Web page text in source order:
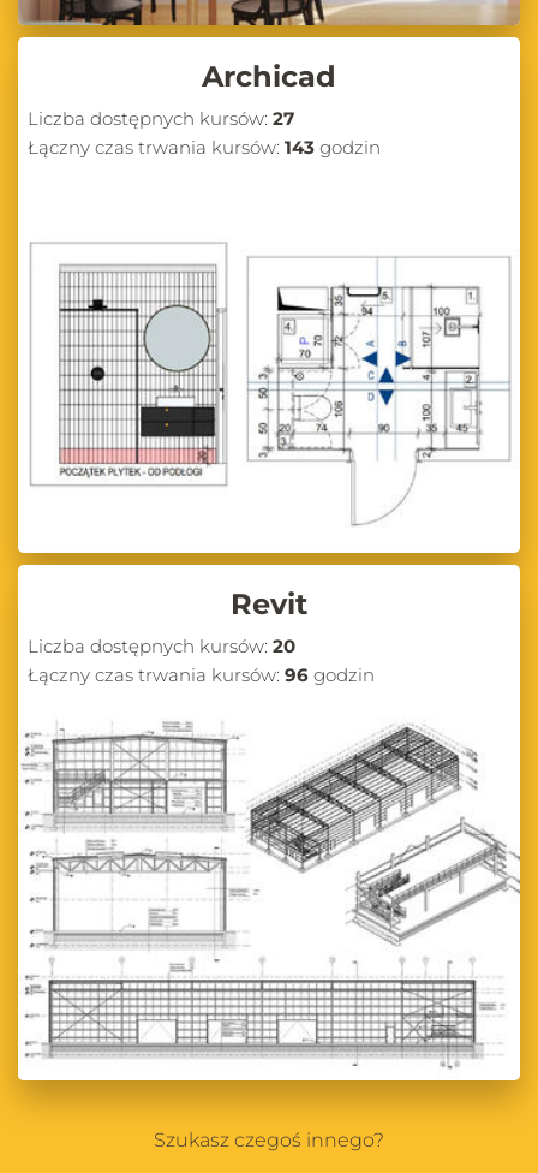
Archicad
Liczba dostępnych kursów: 27
Łączny czas trwania kursów: 143 godzin
Revit
Liczba dostępnych kursów: 20
Łączny czas trwania kursów: 96 godzin
Szukasz czegoś innego?